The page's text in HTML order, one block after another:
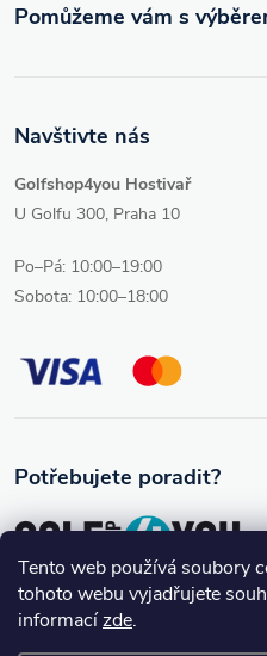
Tento web používá soubory
tohoto webu vyjadřujete
informacízde.
Navštivte nás
Golfshop4you Hostivař
U Golfu 300, Praha 10
Po–Pá: 10:00–19:00
Sobota: 10:00–18:00
Pomůžeme vám s
Potřebujete poradit?
Ozve se vám skutečný člověk,